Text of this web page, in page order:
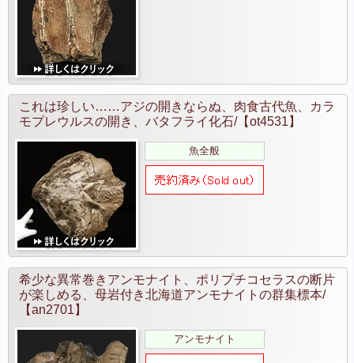
これは珍しい……アジの開きならぬ、肉食古代魚、カラ
モプレウルスの開き、バタフライ化石/【ot4531】
魚全般
希少な異常巻きアンモナイト、ポリプチコセラスの断片
が楽しめる、母岩付き北海道アンモナイトの群集標本/
【an2701】
アンモナイト